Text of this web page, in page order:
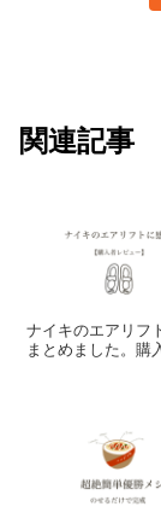
関連記事
ナイキのエアリフ
まとめました。購